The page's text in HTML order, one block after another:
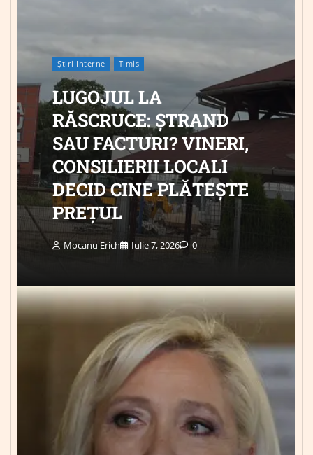
Știri Interne Timis
LUGOJUL LA
RĂSCRUCE: ȘTRAND
SAU FACTURI? VINERI,
CONSILIERII LOCALI
DECID CINE PLĂTEȘTE
PREȚUL
Mocanu Erich Iulie 7, 2026 0